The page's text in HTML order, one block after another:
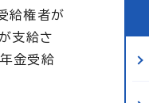
給権者が
支給さ
金受給